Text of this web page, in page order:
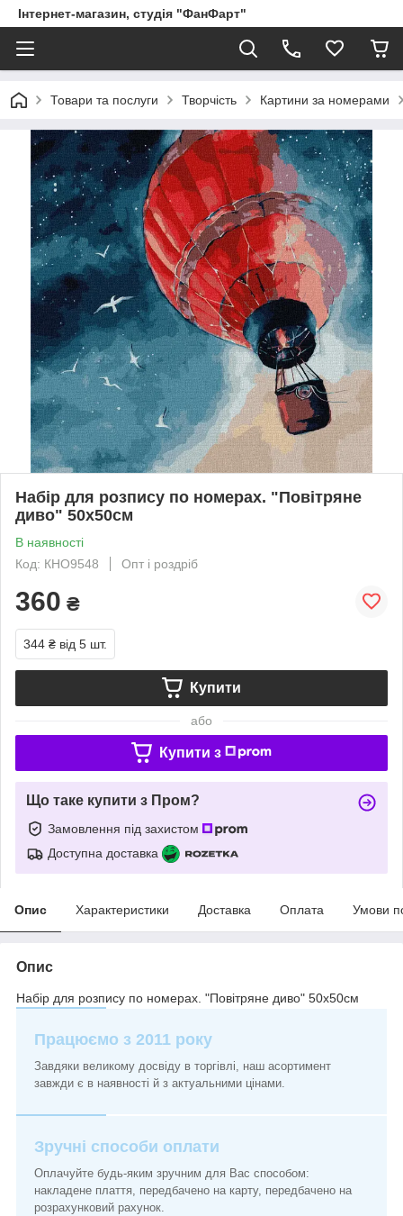
Інтернет-магазин, студія "ФанФарт"
Товари та послуги Творчість Картини за номерами
Набір для розпису по номерах. "Повітряне
диво" 50х50см
В наявності
Код: КНО9548
Опт і роздріб
360 ₴
344 ₴ від 5 шт.
Купити
або
Купити з
Що таке купити з Пром?
Замовлення під захистом
Доступна доставка
Опис Характеристики Доставка Оплата Умови
Опис
Набір для розпису по номерах. "Повітряне диво" 50х50см
Працюємо з 2011 року
Завдяки великому досвіду в торгівлі, наш асортимент
завжди є в наявності й з актуальними цінами.
Зручні способи оплати
Оплачуйте будь-яким зручним для Вас способом:
накладене плаття, передбачено на карту, передбачено на
розрахунковий рахунок.